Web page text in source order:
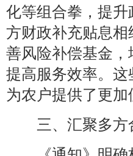
化等组合拳，提
方财政补充贴息
善风险补偿基金
提高服务效率。
为农户提供了更
三、汇聚多方